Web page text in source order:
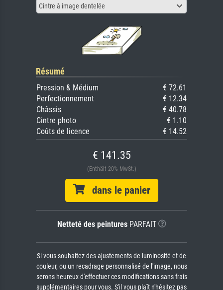
Cintre à image dentelée
Résumé
Pression & Médium
€ 72.61
Perfectionnement
€ 12.34
Châssis
€ 40.78
Cintre photo
€ 1.10
Coûts de licence
€ 14.52
€ 141.35
(Enthält 20% MwSt.)
dans le panier
Netteté des peinturesPARFAIT
Si vous souhaitez des ajustements de luminosité et de
couleur, ou un recadrage personnalisé de l'image, nous
serons heureux d'effectuer ces modifications sans frais
supplémentaires pour vous. S'il vous plaît n'hésitez pas